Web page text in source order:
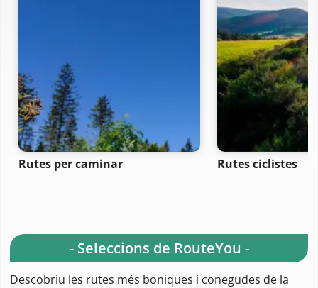
Rutes per caminar Rutes ciclistes
- Seleccions de RouteYou -
Descobriu les rutes més boniques i conegudes de la